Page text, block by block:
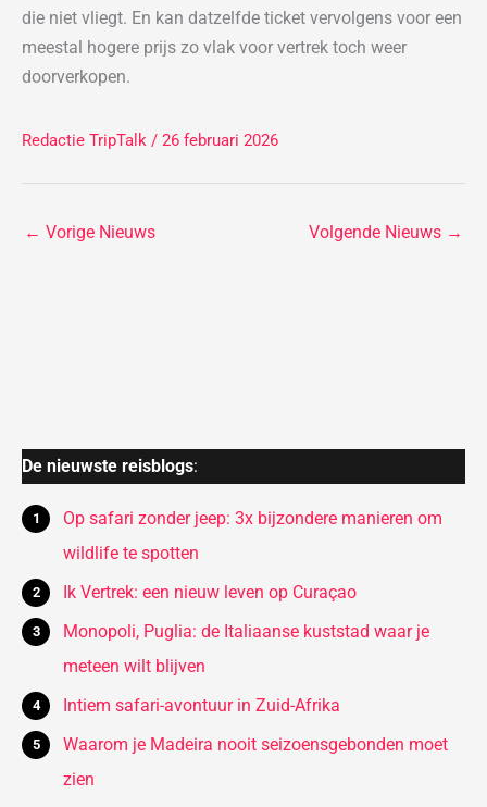
die niet vliegt. En kan datzelfde ticket vervolgens voor een
meestal hogere prijs zo vlak voor vertrek toch weer
doorverkopen.
Redactie TripTalk / 26 februari 2026
← Vorige Nieuws Volgende Nieuws →
De nieuwste reisblogs:
Op safari zonder jeep: 3x bijzondere manieren om
wildlife te spotten
Ik Vertrek: een nieuw leven op Curaçao
Monopoli, Puglia: de Italiaanse kuststad waar je
meteen wilt blijven
Intiem safari-avontuur in Zuid-Afrika
Waarom je Madeira nooit seizoensgebonden moet
zien